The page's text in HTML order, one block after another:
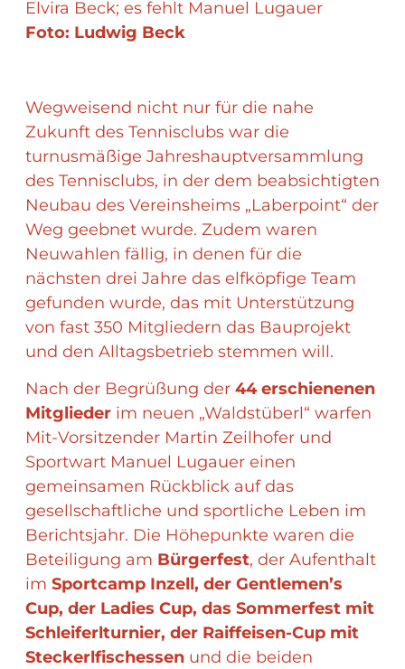
Elvira Beck; es fehlt Manuel Lugauer
Foto: Ludwig Beck
Wegweisend nicht nur für die nahe
Zukunft des Tennisclubs war die
turnusmäßige Jahreshauptversammlung
des Tennisclubs, in der dem beabsichtigten
Neubau des Vereinsheims „Laberpoint“ der
Weg geebnet wurde. Zudem waren
Neuwahlen fällig, in denen für die
nächsten drei Jahre das elfköpfige Team
gefunden wurde, das mit Unterstützung
von fast 350 Mitgliedern das Bauprojekt
und den Alltagsbetrieb stemmen will.
Nach der Begrüßung der 44 erschienenen
Mitglieder im neuen „Waldstüberl“ warfen
Mit-Vorsitzender Martin Zeilhofer und
Sportwart Manuel Lugauer einen
gemeinsamen Rückblick auf das
gesellschaftliche und sportliche Leben im
Berichtsjahr. Die Höhepunkte waren die
Beteiligung am Bürgerfest, der Aufenthalt
im Sportcamp Inzell, der Gentlemen’s
Cup, der Ladies Cup, das Sommerfest mit
Schleiferlturnier, der Raiffeisen-Cup mit
Steckerlfischessen und die beiden